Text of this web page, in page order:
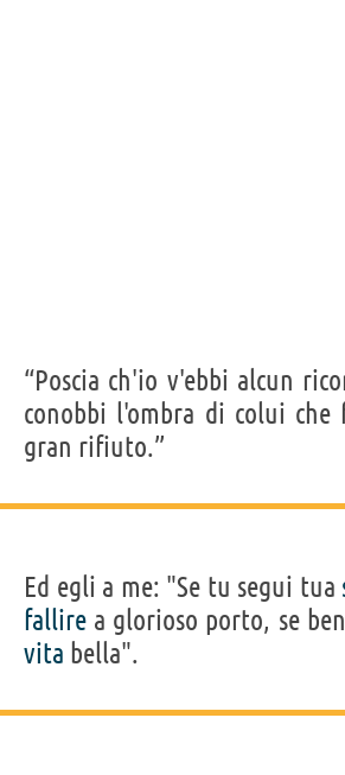
“Poscia ch'io v'ebbi alcun
conobbi l'ombra di colui che
gran rifiuto.”
Ed egli a me: "Se tu segui tua
fallire a glorioso porto, se
vita bella".